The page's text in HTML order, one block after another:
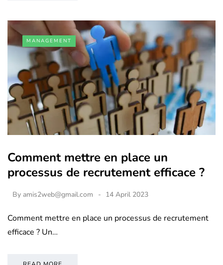
MANAGEMENT
Comment mettre en place un
processus de recrutement efficace ?
By amis2web@gmail.com 14 April 2023
Comment mettre en place un processus de recrutement
efficace ? Un…